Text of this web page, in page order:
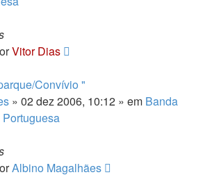
Vitor Dias
Convívio "
» 02 dez 2006, 10:12 » em Banda
Albino Magalhães